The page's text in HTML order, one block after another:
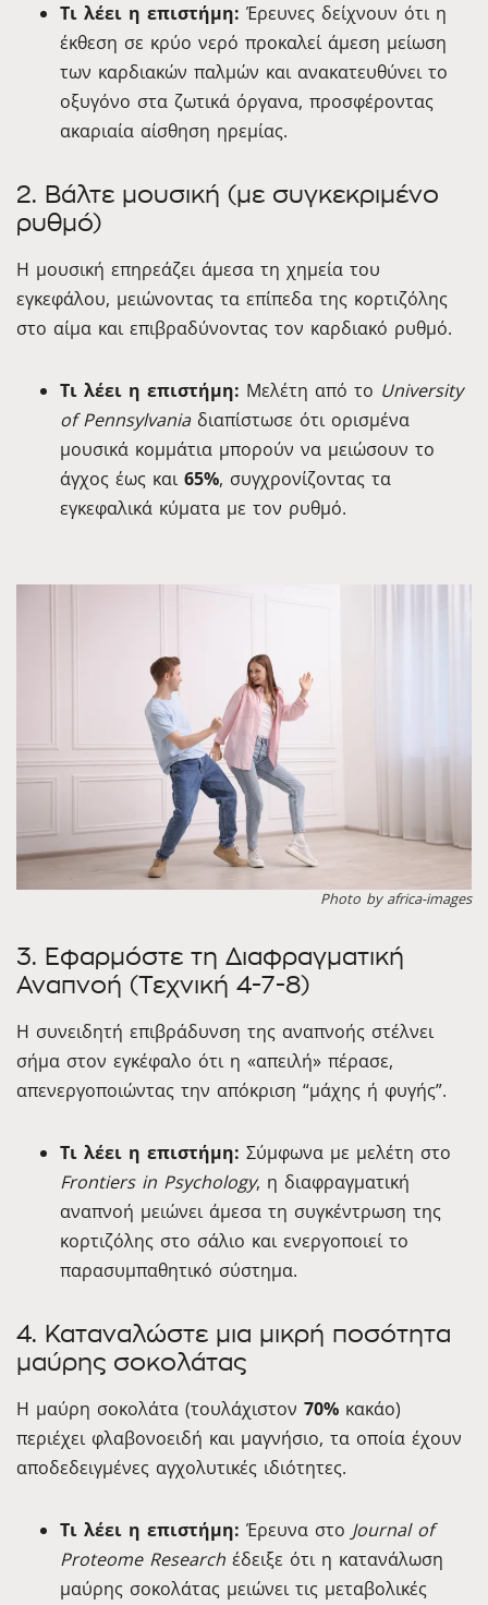
Τι λέει η επιστήμη: Έρευνες δείχνουν ότι η
έκθεση σε κρύο νερό προκαλεί άμεση μείωση
των καρδιακών παλμών και ανακατευθύνει το
οξυγόνο στα ζωτικά όργανα, προσφέροντας
ακαριαία αίσθηση ηρεμίας.
2. Βάλτε μουσική (με συγκεκριμένο
ρυθμό)
Η μουσική επηρεάζει άμεσα τη χημεία του
εγκεφάλου, μειώνοντας τα επίπεδα της κορτιζόλης
στο αίμα και επιβραδύνοντας τον καρδιακό ρυθμό.
Τι λέει η επιστήμη: Μελέτη από το University
of Pennsylvaniaδιαπίστωσε ότι ορισμένα
μουσικά κομμάτια μπορούν να μειώσουν το
άγχος έως και 65%, συγχρονίζοντας τα
εγκεφαλικά κύματα με τον ρυθμό.
Photo by africa-images
3. Εφαρμόστε τη Διαφραγματική
Αναπνοή (Τεχνική 4-7-8)
Η συνειδητή επιβράδυνση της αναπνοής στέλνει
σήμα στον εγκέφαλο ότι η «απειλή» πέρασε,
απενεργοποιώντας την απόκριση “μάχης ή φυγής”.
Τι λέει η επιστήμη: Σύμφωνα με μελέτη στο
Frontiers in Psychology, η διαφραγματική
αναπνοή μειώνει άμεσα τη συγκέντρωση της
κορτιζόλης στο σάλιο και ενεργοποιεί το
παρασυμπαθητικό σύστημα.
4. Καταναλώστε μια μικρή ποσότητα
μαύρης σοκολάτας
Η μαύρη σοκολάτα (τουλάχιστον 70% κακάο)
περιέχει φλαβονοειδή και μαγνήσιο, τα οποία έχουν
αποδεδειγμένες αγχολυτικές ιδιότητες.
Τι λέει η επιστήμη: Έρευνα στο Journal of
Proteome Research έδειξε ότι η κατανάλωση
μαύρης σοκολάτας μειώνει τις μεταβολικές